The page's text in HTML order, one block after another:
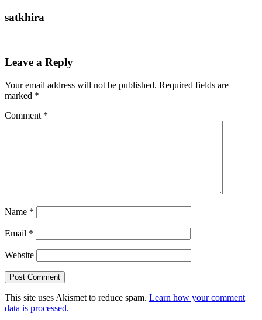
satkhira
Leave a Reply
Your email address will not be published. Required fields are
marked *
Comment *
Name *
Email *
Website
This site uses Akismet to reduce spam. Learn how your comment
data is processed.